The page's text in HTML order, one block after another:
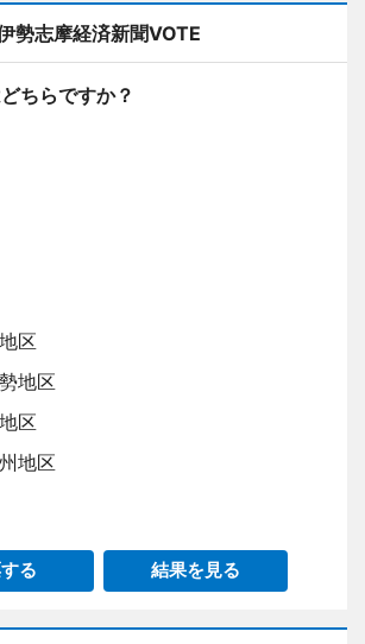
勢志摩経済新聞VOTE
ちらですか？
区
地区
区
地区
る 結果を見る